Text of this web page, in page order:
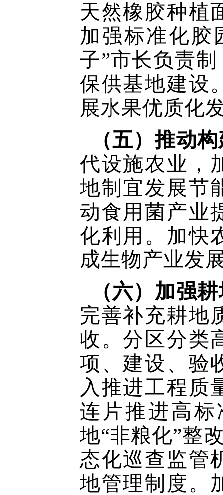
天然橡胶种植
加强标准化胶
子”市长负责
保供基地建设
展水果优质化
（五）推动
代设施农业，
地制宜发展节
动食用菌产业
化利用。加快
成生物产业发
（六）加强
完善补充耕地
收。分区分类
项、建设、验
入推进工程质
连片推进高
地“非粮化”整
态化巡查监管
地管理制度。